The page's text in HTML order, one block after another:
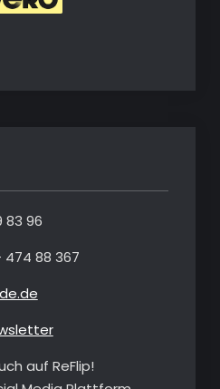
83 96‬
88 367‬
auf ReFlip!